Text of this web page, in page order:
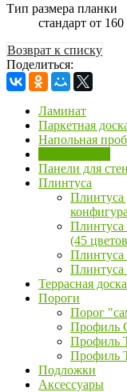
Тип размера планки
стандарт от
Возврат к списку
Поделиться:
Ламинат
Паркетная
Напольная
Панели для стен
Плинтуса
Плинтуса
Плинтуса
(45
Террасная доска
Пороги
Порог
Профиль
Профиль
Профиль
Подложки
Аксессуары